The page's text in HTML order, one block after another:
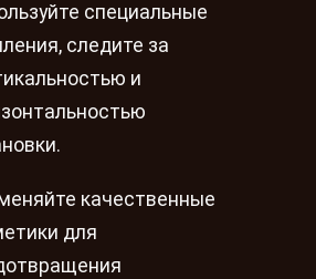
специальные
следите за
и
качественные
для